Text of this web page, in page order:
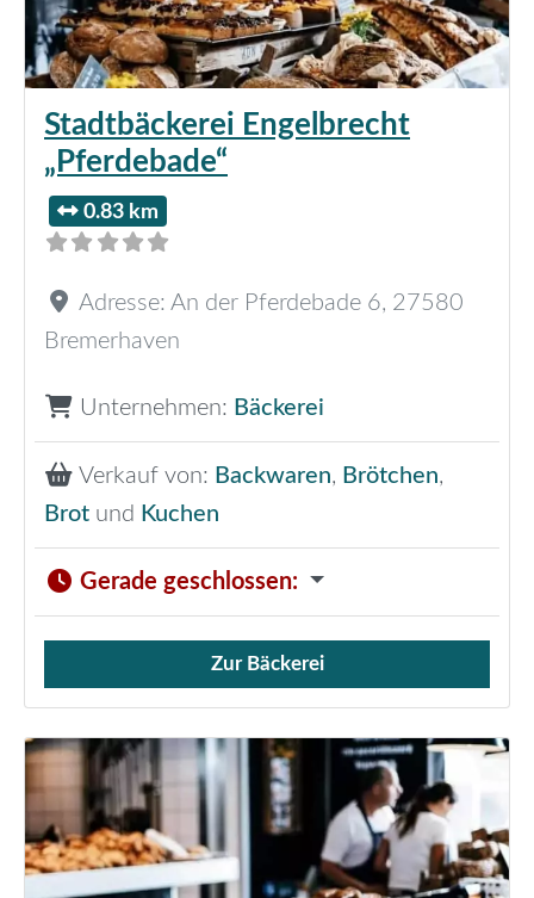
Stadtbäckerei Engelbrecht
„Pferdebade“
0.83 km
Adresse: An der Pferdebade 6, 27580
Bremerhaven
Unternehmen: Bäckerei
Verkauf von: Backwaren, Brötchen,
Brot und Kuchen
Gerade geschlossen:
Verkauf von Brötchen,
Zur Bäckerei